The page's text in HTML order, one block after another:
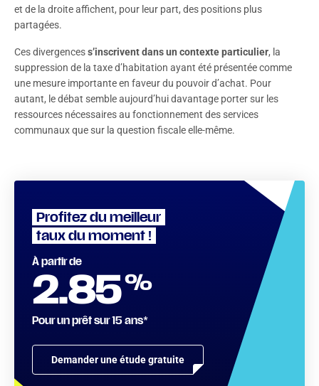
et de la droite affichent, pour leur part, des positions plus
partagées.
Ces divergencess’inscrivent dans un contexte particulier, la
suppression de la taxe d’habitation ayant été présentée comme
une mesure importante en faveur du pouvoir d’achat. Pour
autant, le débat semble aujourd’hui davantage porter sur les
ressources nécessaires au fonctionnement des services
communaux que sur la question fiscale elle-même.
Profitez du meilleur
taux du moment !
Demander une étude gratuite
À partir de
2.85%
Pour un prêt sur 15 ans*